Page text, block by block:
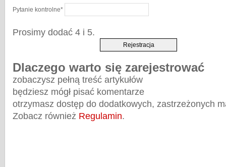
Pytanie kontrolne*
Prosimy dodać 4 i 5.
Dlaczego warto się zarejestrować
zobaczysz pełną treść artykułów
będziesz mógł pisać komentarze
otrzymasz dostęp do dodatkowych, zastrzeżonych
Zobacz również Regulamin.